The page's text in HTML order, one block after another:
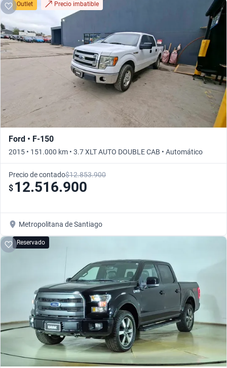
Outlet Precio imbatible
Ford • F-150
2015 • 151.000 km • 3.7 XLT AUTO DOUBLE CAB • Automático
Precio de contado$12.853.900
$ 12.516.900
Metropolitana de Santiago
Reservado